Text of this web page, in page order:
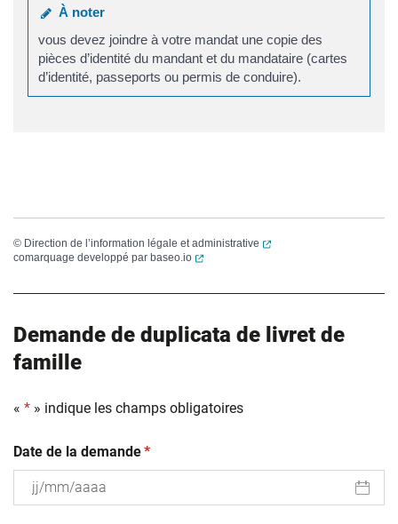
À noter
vous devez joindre à votre mandat une copie des
pièces d’identité du mandant et du mandataire (cartes
d’identité, passeports ou permis de conduire).
© Direction de l’information légale et administrative
(ouverture dans un
comarquage developpé par baseo.io (ouverture dans un nouvel onglet)
Demande de duplicata de livret de
famille
« * » indique les champs obligatoires
Date de la demande(obligatoire)
*